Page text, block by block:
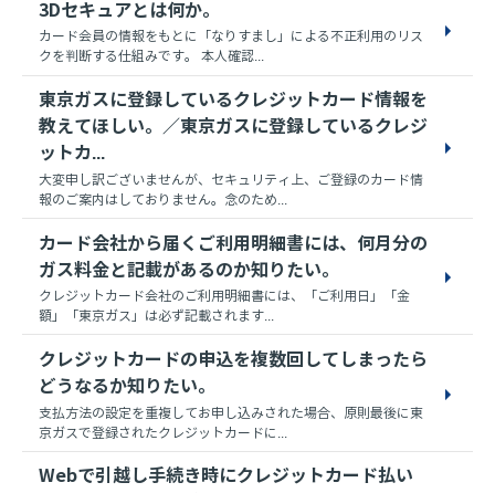
3Dセキュアとは何か。
カード会員の情報をもとに「なりすまし」による不正利用のリス
クを判断する仕組みです。 本人確認...
東京ガスに登録しているクレジットカード情報を
教えてほしい。／東京ガスに登録しているクレジ
ットカ...
大変申し訳ございませんが、セキュリティ上、ご登録のカード情
報のご案内はしておりません。念のため...
カード会社から届くご利用明細書には、何月分の
ガス料金と記載があるのか知りたい。
クレジットカード会社のご利用明細書には、「ご利用日」「金
額」「東京ガス」は必ず記載されます...
クレジットカードの申込を複数回してしまったら
どうなるか知りたい。
支払方法の設定を重複してお申し込みされた場合、原則最後に東
京ガスで登録されたクレジットカードに...
Webで引越し手続き時にクレジットカード払い